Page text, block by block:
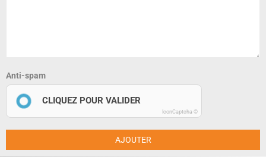
Anti-spam
CLIQUEZ POUR VALIDER
IconCaptcha ©
AJOUTER